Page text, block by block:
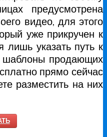
предусмотрена
видео, для этого
уже прикручен к
лишь указать путь к
шаблоны продающих
прямо сейчас
разместить на них